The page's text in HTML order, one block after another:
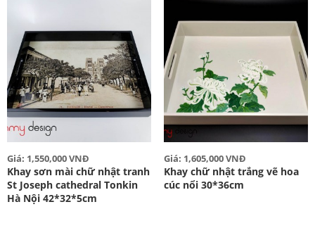
Giá: 1,550,000 VNĐ
Khay sơn mài chữ nhật tranh
St Joseph cathedral Tonkin
Hà Nội 42*32*5cm
Giá: 1,605,000 VNĐ
Khay chữ nhật trắng vẽ hoa
cúc nổi 30*36cm